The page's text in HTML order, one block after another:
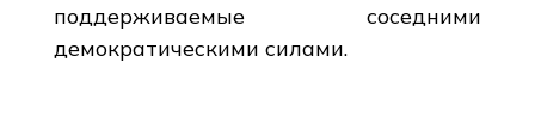
поддерживаемые соседними
демократическими силами.